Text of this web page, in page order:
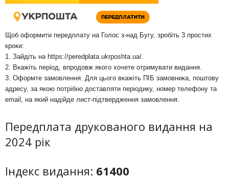
Щоб оформити передплату на Голос з-над Бугу, зробіть 3 простих
кроки:
1. Зайдіть на https://peredplata.ukrposhta.ua/
2. Вкажіть період, впродовж якого хочете отримувати видання.
3. Оформте замовлення. Для цього вкажіть ПІБ замовника, поштову
адресу, за якою потрібно доставляти періодику, номер телефону та
email, на який надійде лист-підтвердження замовлення.
Передплата друкованого видання на
2024 рік
Індекс видання: 61400